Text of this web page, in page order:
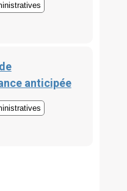
anticipée